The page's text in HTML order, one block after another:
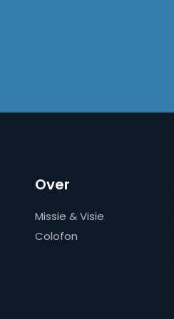
Over
Missie & Visie
Colofon